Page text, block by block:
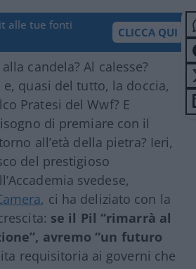
alle tue fonti
CLICCA QUI
candela? Al calesse?
quasi del tutto, la doccia,
Pratesi del Wwf? E
di premiare con il
all’età della pietra? Ieri,
del prestigioso
svedese,
, ci ha deliziato con la
se il Pil “rimarrà al
avremo “un futuro
requisitoria ai governi che